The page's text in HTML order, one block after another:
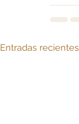
Entradas recientes